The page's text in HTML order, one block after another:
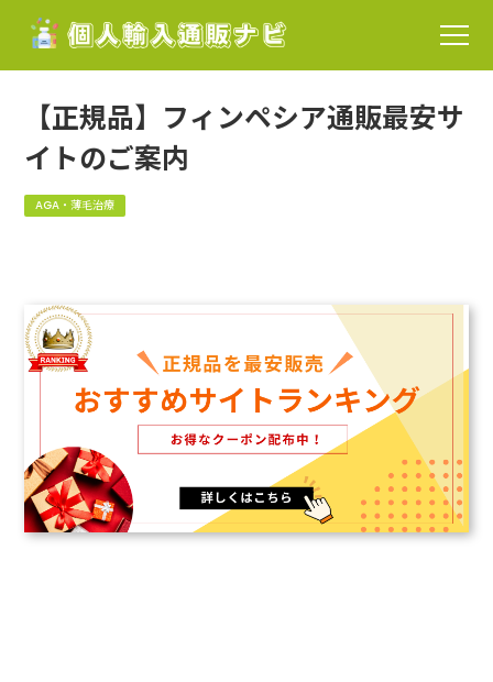
【正規品】フィンペシア通販最安サ
イトのご案内
AGA・薄毛治療